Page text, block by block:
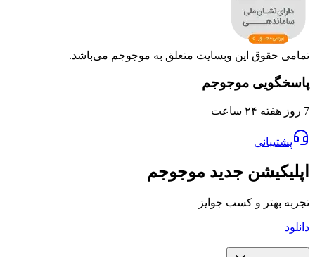
این وبسایت متعلق به موجوجم می‌باشد.
موجوجم
جدید موجوجم
و کسب جوایز